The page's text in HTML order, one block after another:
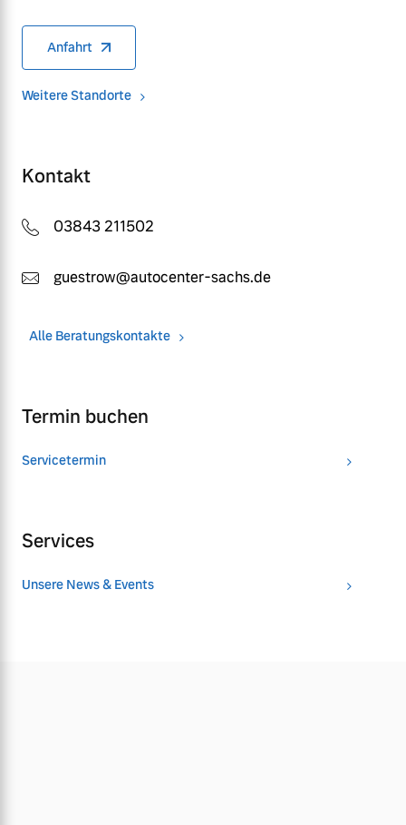
Anfahrt
Weitere Standorte
Kontakt
03843 211502
guestrow@autocenter-sachs.de
Alle Beratungskontakte
Termin buchen
Servicetermin
Services
Unsere News & Events